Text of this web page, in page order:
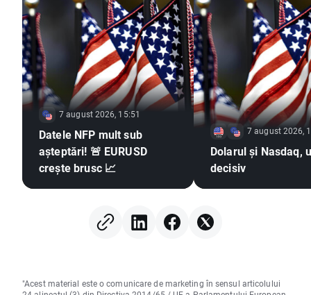
7 august 2026, 15:51
Datele NFP mult sub
așteptări! 🚨 EURUSD
crește brusc 📈
7 august 2026,
Dolarul și Nasdaq,
decisiv
"Acest material este o comunicare de marketing în sensul articolului